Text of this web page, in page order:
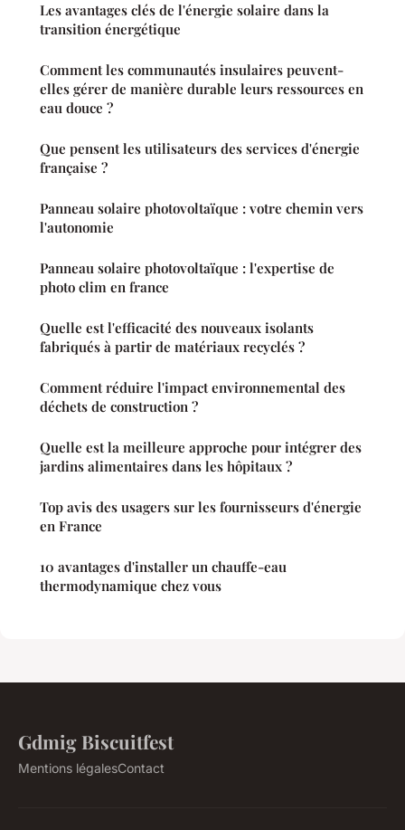
Les avantages clés de l'énergie solaire dans la
transition énergétique
Comment les communautés insulaires peuvent-
elles gérer de manière durable leurs ressources en
eau douce ?
Que pensent les utilisateurs des services d'énergie
française ?
Panneau solaire photovoltaïque : votre chemin vers
l'autonomie
Panneau solaire photovoltaïque : l'expertise de
photo clim en france
Quelle est l'efficacité des nouveaux isolants
fabriqués à partir de matériaux recyclés ?
Comment réduire l'impact environnemental des
déchets de construction ?
Quelle est la meilleure approche pour intégrer des
jardins alimentaires dans les hôpitaux ?
Top avis des usagers sur les fournisseurs d'énergie
en France
10 avantages d'installer un chauffe-eau
thermodynamique chez vous
Gdmig Biscuitfest
Mentions légalesContact